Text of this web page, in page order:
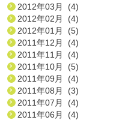
2012年03月 (4)
2012年02月 (4)
2012年01月 (5)
2011年12月 (4)
2011年11月 (4)
2011年10月 (5)
2011年09月 (4)
2011年08月 (3)
2011年07月 (4)
2011年06月 (4)